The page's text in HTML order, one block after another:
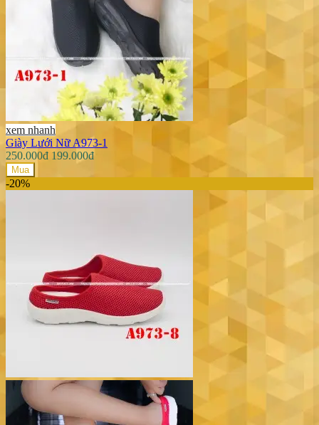
xem nhanh
Giày Lưới Nữ A973-1
250.000đ 199.000đ
Mua
-20%